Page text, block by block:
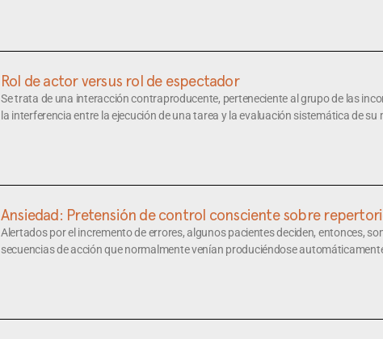
Rol de actor versus rol de espectador
Se trata de una interacción contraproducente, perteneciente al grupo de las
la interferencia entre la ejecución de una tarea y la evaluación sistemática de su
Ansiedad: Pretensión de control consciente sobre
Alertados por el incremento de errores, algunos pacientes deciden, entonces,
secuencias de acción que normalmente venían produciéndose